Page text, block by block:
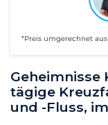
Geheimnisse
tägige
und -Fluss,
*Preis umgerechnet